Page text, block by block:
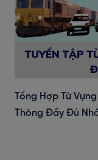
Tổng Hợp Từ
Thông Đầy Đủ